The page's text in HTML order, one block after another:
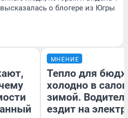
о блогере из Югры
МНЕНИЕ
Тепло для
холодно в
зимой.
ездит на